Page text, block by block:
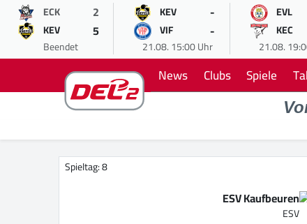
ECK 2
KEV 5
Beendet
KEV -
VIF -
21.08. 15:00 Uhr
EVL
KEC
21.08.
News Clubs Spiele
Spieltag: 8
ESV Kaufbeuren
ESV